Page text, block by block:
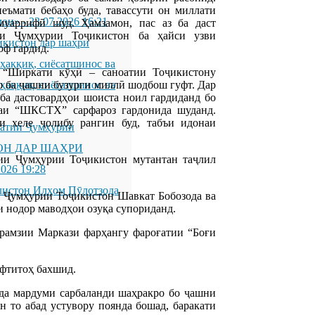
-23.07.2026 16:21
дар шаҳри
сиёсатшинос ва
сиёсатшинос ва
Ҷумҳурии
ДАР ШАҲРИ
19:28
Илҳом Пӯлотзода
бебаҳо буда, тавассути он миллати
шуд. Ҳамзамон, пас аз ба даст
Ҷумҳурии Тоҷикистон ба ҳайси узви
гардид.
кўҳӣ – саноатии Тоҷикистону
ҷашни бузурги миллӣ шодбош гуфт. Дар
дастовардҳои шоиста ноил гардиданд бо
“ШКСТХ” сарфароз гардонида шуданд.
ҷолибу рангин буд, табъи идонаи
Ҷумҳурии Тоҷикистон мутантан таҷлил
Тоҷикистон Шавкат Бобозода ва
маводҳои озуқа супориданд.
Маркази фарҳангу фароғатии “Боғи
бахшид.
мардуми сарбаланди шаҳракро бо ҷашни
то абад устувору поянда бошад, баракати